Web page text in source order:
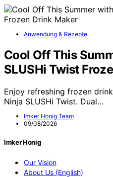
Anwendung & Rezepte
Cool Off This
SLUSHi Twist
Enjoy refreshing frozen
Ninja SLUSHi Twist. Dual…
Imker Honig Team
09/08/2026
Imker Honig
Our Vision
About Us (English)